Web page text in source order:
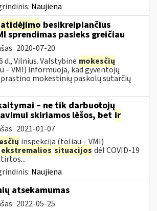
Naujiena
atidėjimo besikreipiančius
sprendimas pasieks greičiau
2020-07-20
d., Vilnius. Valstybinė mokesčių
– VMI) informuoja, kad gyventojų
mokestinių paskolų sutarčių
– ne tik darbuotojų
skiriamos lėšos, bet ir
2021-01-07
inspekcija (toliau – VMI)
ekstremalios situacijos dėl COVID-19
Naujiena
atsekamumas
2022-05-25